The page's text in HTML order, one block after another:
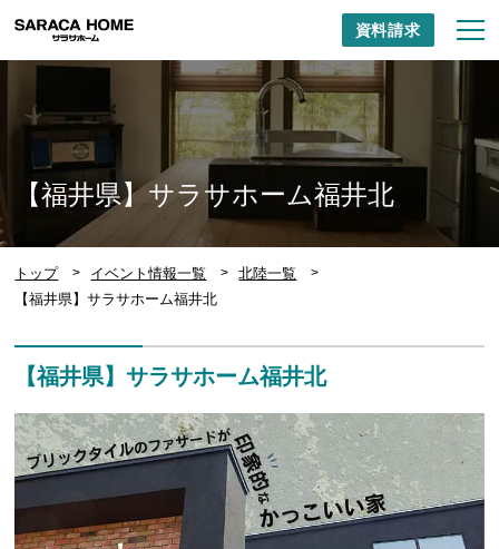
資料請求
【福井県】サラサホーム福井北
トップ イベント情報一覧
北陸一覧
【福井県】サラサホーム福井北
【福井県】サラサホーム福井北